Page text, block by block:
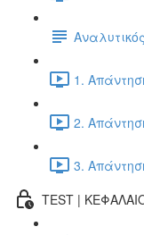
1.
2.
3.
TEST |